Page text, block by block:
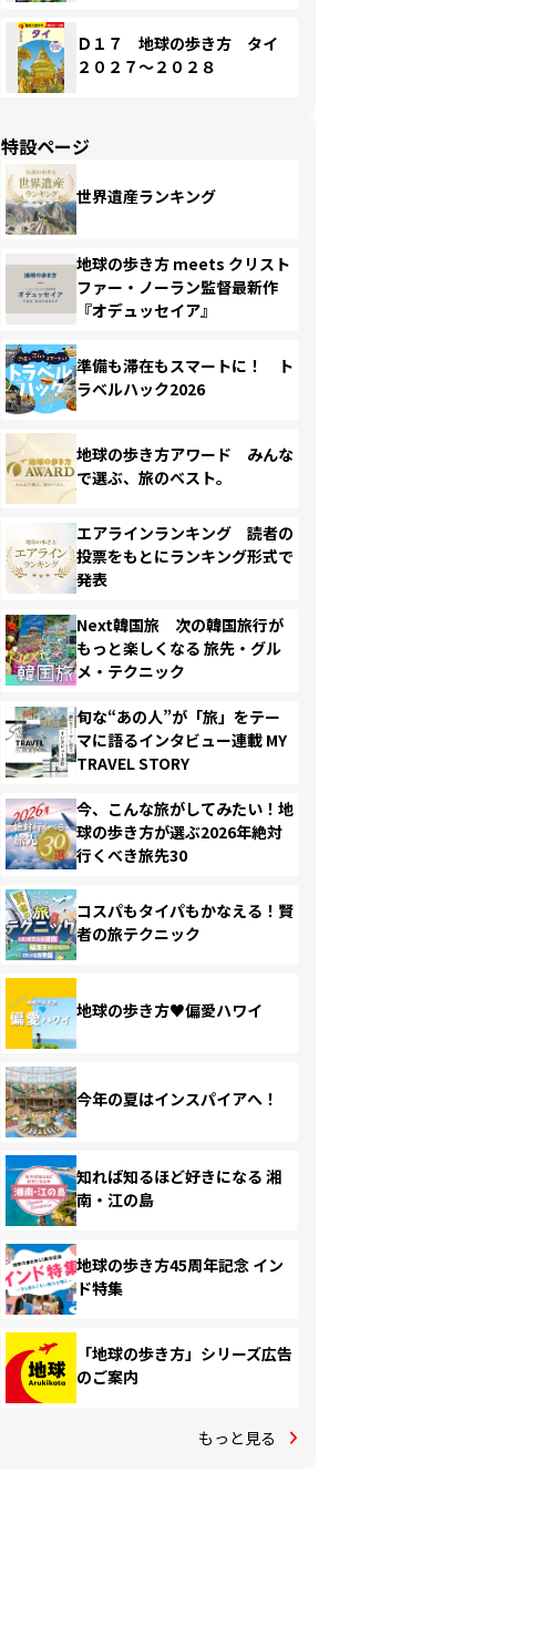
Ｄ１７ 地球の歩き方 タイ
２０２７～２０２８
特設ページ
世界遺産ランキング
地球の歩き方 meets クリスト
ファー・ノーラン監督最新作
『オデュッセイア』
準備も滞在もスマートに！ ト
ラベルハック2026
地球の歩き方アワード みんな
で選ぶ、旅のベスト。
エアラインランキング 読者の
投票をもとにランキング形式で
発表
Next韓国旅 次の韓国旅行が
もっと楽しくなる 旅先・グル
メ・テクニック
旬な“あの人”が「旅」をテー
マに語るインタビュー連載 MY
TRAVEL STORY
今、こんな旅がしてみたい！地
球の歩き方が選ぶ2026年絶対
行くべき旅先30
コスパもタイパもかなえる！賢
者の旅テクニック
地球の歩き方♥偏愛ハワイ
今年の夏はインスパイアへ！
知れば知るほど好きになる 湘
南・江の島
地球の歩き方45周年記念 イン
ド特集
「地球の歩き方」シリーズ広告
のご案内
もっと見る